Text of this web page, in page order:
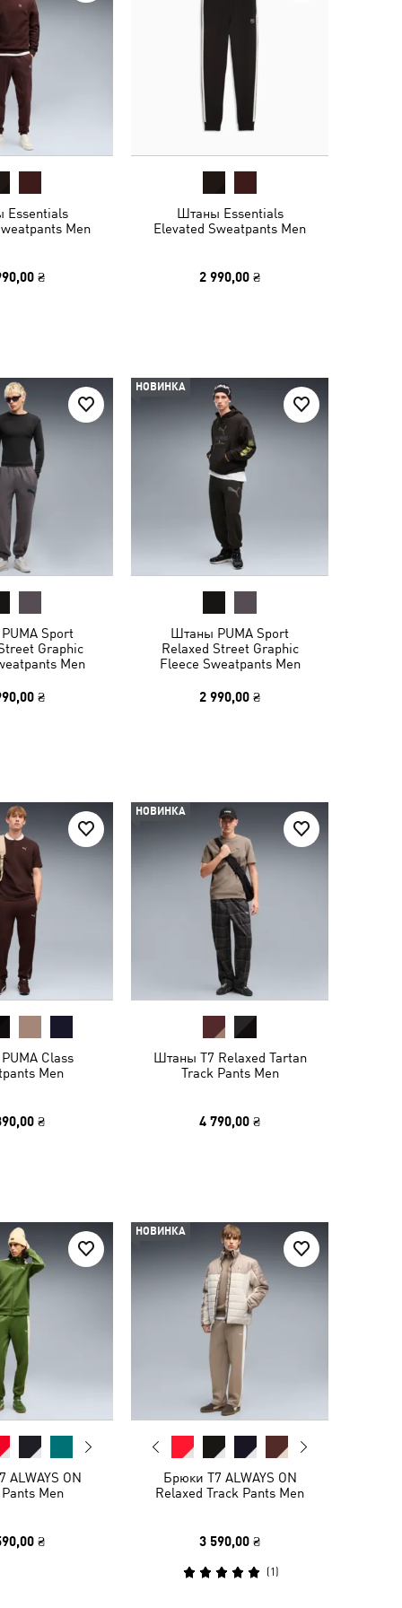
Essentials
Men
₴
Штаны Essentials
Elevated Sweatpants Men
2 990,00 ₴
Sport
Graphic
Men
₴
НОВИНКА
Штаны PUMA Sport
Relaxed Street Graphic
Fleece Sweatpants Men
2 990,00 ₴
Class
Men
₴
НОВИНКА
Штаны T7 Relaxed Tartan
Track Pants Men
4 790,00 ₴
ALWAYS ON
Men
₴
НОВИНКА
Брюки T7 ALWAYS ON
Relaxed Track Pants Men
3 590,00 ₴
(1 )